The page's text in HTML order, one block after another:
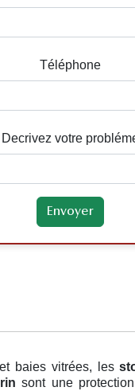
Téléphone
Decrivez votre
baies vitrées, les
sont une